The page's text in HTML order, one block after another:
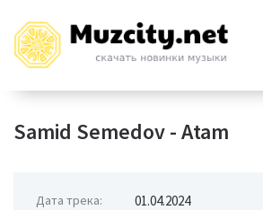
Samid Semedov - Atam
Дата трека: 01.04.2024